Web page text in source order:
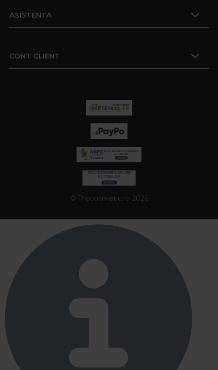
ASISTENTA
CONT CLIENT
© Procosmetic.ro 2026